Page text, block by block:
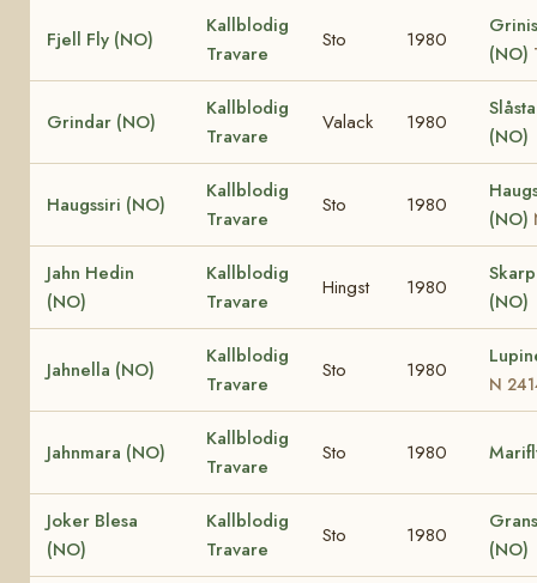
Fjell Fly (NO)
Kallblodig
Travare
Sto 1980
(NO)
Grindar (NO)
Kallblodig
Travare
Valack 1980
(NO)
Haugssiri (NO)
Kallblodig
Travare
Sto 1980
(NO)
Jahn Hedin
(NO)
Kallblodig
Travare
Hingst 1980
(NO)
Jahnella (NO)
Kallblodig
Travare
Sto 1980
N
Jahnmara (NO)
Kallblodig
Travare
Sto 1980
Joker Blesa
(NO)
Kallblodig
Travare
Sto 1980
(NO)